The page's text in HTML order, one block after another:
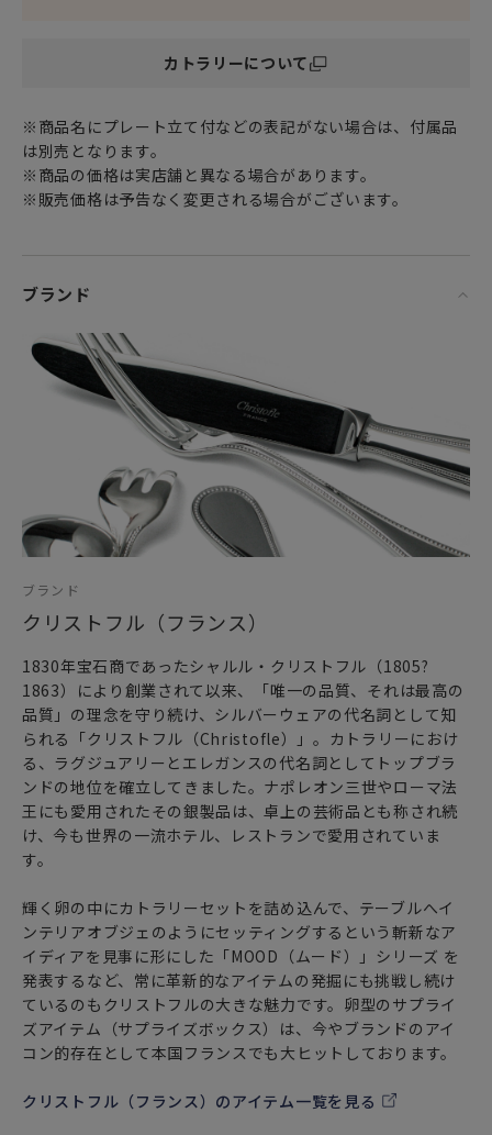
デザイン性も優れているのが特徴で
優美なフォルム、快い重み、そして穏やかな純白の輝きで、
世界中の王室に愛され続ける
フランス老舗シルバーウェア（銀食器）ブランド「クリスト
クリストフルのカトラリーは、フランスのエレガントさとお
テーブルコーディネートに優雅で上質の空間をもたらしてく
れます。
カトラリーについて
※商品名にプレート立て付などの表記がない場合は、付属品
は別売となります。
※商品の価格は実店舗と異なる場合があります。
※販売価格は予告なく変更される場合がございます。
ブランド
ブランド
クリストフル（フランス）
1830年宝石商であったシャルル・クリストフル（1805?
1863）により創業されて以来、「唯一の品質、それは最高の
品質」の理念を守り続け、シルバーウェアの代名詞として知
られる「クリストフル（Christofle）」。カトラリーにおけ
る、ラグジュアリーとエレガンスの代名詞としてトップブラ
ンドの地位を確立してきました。ナポレオン三世やローマ法
王にも愛用されたその銀製品は、卓上の芸術品とも称され続
け、今も世界の一流ホテル、レストランで愛用されていま
す。
輝く卵の中にカトラリーセットを詰め込んで、テーブルへイ
ンテリアオブジェのようにセッティングするという斬新なア
イディアを見事に形にした「MOOD（ムード）」シリーズ を
発表するなど、常に革新的なアイテムの発掘にも挑戦し続け
ているのもクリストフルの大きな魅力です。卵型のサプライ
ズアイテム（サプライズボックス）は、今やブランドのアイ
コン的存在として本国フランスでも大ヒットしております。
クリストフル（フランス）のアイテム一覧を見る